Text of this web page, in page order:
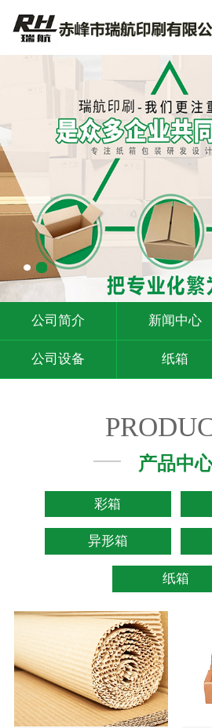
公司简介 新闻中心
公司设备 纸箱
产品中
彩箱
异形箱
纸箱